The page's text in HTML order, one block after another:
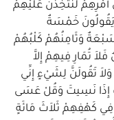
أَمْرِهِمْ لَنَتَّخِذَنَّ عَلَيْهِمْ
خَمْسَةٌ
وَثَامِنُهُمْ كَلْبُهُمْ
تُمَارِ فِيهِمْ إِلاَّ
تَقُولَنَّ لِشَيْءٍ إِنِّي
إِذَا نَسِيتَ وَقُلْ عَسَى
فِي كَهْفِهِمْ ثَلاَثَ مَائَةٍ